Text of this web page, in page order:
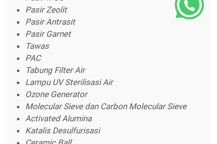
Pasir Zeolit
Pasir Antrasit
Pasir Garnet
Tawas
PAC
Tabung Filter Air
Lampu UV Sterilisasi Air
Ozone Generator
Molecular Sieve dan Carbon Molecular Sieve
Activated Alumina
Katalis Desulfurisasi